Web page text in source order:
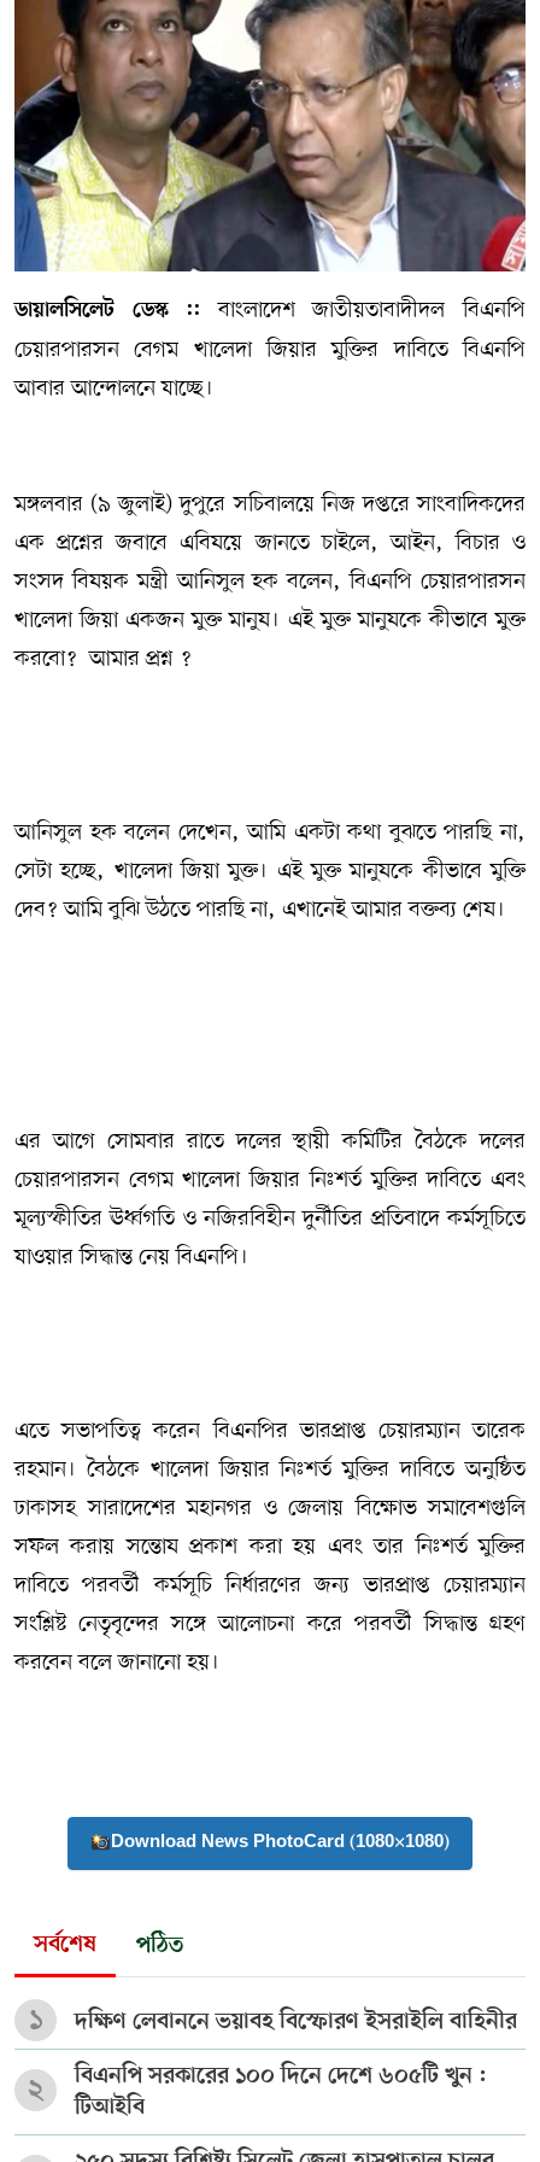
ডায়ালসিলেট ডেস্ক ::
বাংলাদেশ জাতীয়তাবাদীদল বিএনপি
চেয়ারপারসন বেগম খালেদা জিয়ার মুক্তির দাবিতে বিএনপি
আবার আন্দোলনে যাচ্ছে।
মঙ্গলবার (৯ জুলাই) দুপুরে সচিবালয়ে নিজ দপ্তরে সাংবাদিকদের
এক প্রশ্নের জবাবে এবিষয়ে জানতে চাইলে, আইন, বিচার ও
সংসদ বিষয়ক মন্ত্রী আনিসুল হক বলেন, বিএনপি চেয়ারপারসন
খালেদা জিয়া একজন মুক্ত মানুষ। এই মুক্ত মানুষকে কীভাবে মুক্ত
করবো? আমার প্রশ্ন ?
আনিসুল হক বলেন দেখেন, আমি একটা কথা বুঝতে পারছি না,
সেটা হচ্ছে, খালেদা জিয়া মুক্ত। এই মুক্ত মানুষকে কীভাবে মুক্তি
দেব? আমি বুঝি উঠতে পারছি না, এখানেই আমার বক্তব্য শেষ।
এর আগে সোমবার রাতে দলের স্থায়ী কমিটির বৈঠকে দলের
চেয়ারপারসন বেগম খালেদা জিয়ার নিঃশর্ত মুক্তির দাবিতে এবং
মূল্যস্ফীতির ঊর্ধ্বগতি ও নজিরবিহীন দুর্নীতির প্রতিবাদে কর্মসূচিতে
যাওয়ার সিদ্ধান্ত নেয় বিএনপি।
এতে সভাপতিত্ব করেন বিএনপির ভারপ্রাপ্ত চেয়ারম্যান তারেক
রহমান। বৈঠকে খালেদা জিয়ার নিঃশর্ত মুক্তির দাবিতে অনুষ্ঠিত
ঢাকাসহ সারাদেশের মহানগর ও জেলায় বিক্ষোভ সমাবেশগুলি
সফল করায় সন্তোষ প্রকাশ করা হয় এবং তার নিঃশর্ত মুক্তির
দাবিতে পরবর্তী কর্মসূচি নির্ধারণের জন্য ভারপ্রাপ্ত চেয়ারম্যান
সংশ্লিষ্ট নেতৃবৃন্দের সঙ্গে আলোচনা করে পরবর্তী সিদ্ধান্ত গ্রহণ
করবেন বলে জানানো হয়।
Download News PhotoCard (1080×1080)
সর্বশেষ পঠিত
১ দক্ষিণ লেবাননে ভয়াবহ বিস্ফোরণ ইসরাইলি বাহিনীর
২
বিএনপি সরকারের ১০০ দিনে দেশে ৬০৫টি খুন :
টিআইবি
সম্পাদকীয় কলাম
ABOUT US
DIAL SYLHET